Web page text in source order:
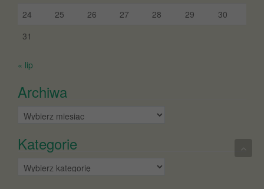
24
25 26 27 28 29
30
31
« lip
Archiwa
Archiwa
Kategorie
Kategorie